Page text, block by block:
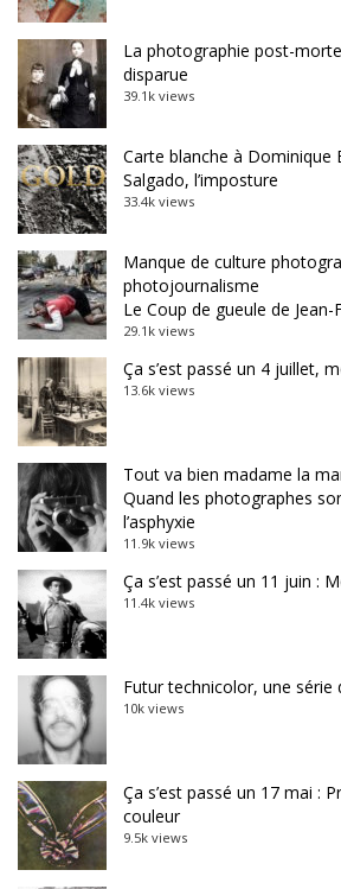
La photographie post-
disparue
39.1k views
Carte blanche à Dominique
Salgado, l’imposture
33.4k views
Manque de culture
photojournalisme
Le Coup de gueule de
29.1k views
Ça s’est passé un 4 juillet,
13.6k views
Tout va bien madame la
Quand les photographes
l’asphyxie
11.9k views
Ça s’est passé un 11 juin :
11.4k views
Futur technicolor, une série
10k views
Ça s’est passé un 17 mai :
couleur
9.5k views